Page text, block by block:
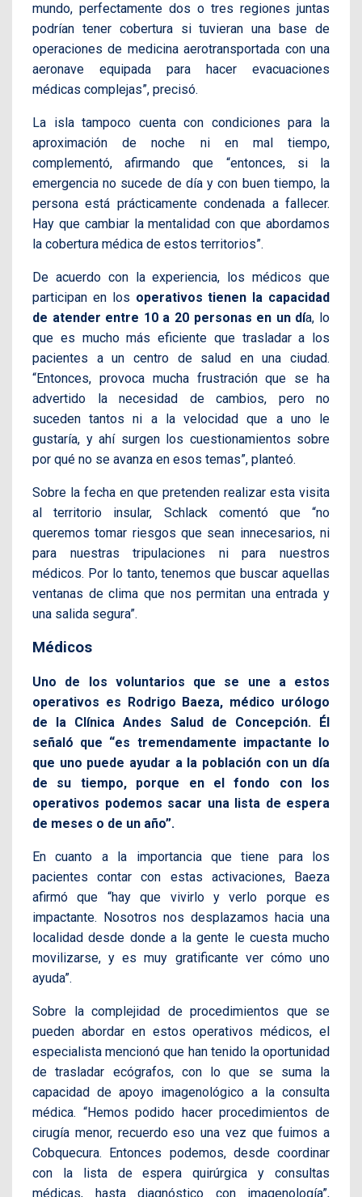
mundo, perfectamente dos o tres regiones juntas
podrían tener cobertura si tuvieran una base de
operaciones de medicina aerotransportada con una
aeronave equipada para hacer evacuaciones
médicas complejas”, precisó.
La isla tampoco cuenta con condiciones para la
aproximación de noche ni en mal tiempo,
complementó, afirmando que “entonces, si la
emergencia no sucede de día y con buen tiempo, la
persona está prácticamente condenada a fallecer.
Hay que cambiar la mentalidad con que abordamos
la cobertura médica de estos territorios”.
De acuerdo con la experiencia, los médicos que
participan en los operativos tienen la capacidad
de atender entre 10 a 20 personas en un día, lo
que es mucho más eficiente que trasladar a los
pacientes a un centro de salud en una ciudad.
“Entonces, provoca mucha frustración que se ha
advertido la necesidad de cambios, pero no
suceden tantos ni a la velocidad que a uno le
gustaría, y ahí surgen los cuestionamientos sobre
por qué no se avanza en esos temas”, planteó.
Sobre la fecha en que pretenden realizar esta visita
al territorio insular, Schlack comentó que “no
queremos tomar riesgos que sean innecesarios, ni
para nuestras tripulaciones ni para nuestros
médicos. Por lo tanto, tenemos que buscar aquellas
ventanas de clima que nos permitan una entrada y
una salida segura”.
Médicos
Uno de los voluntarios que se une a estos
operativos es Rodrigo Baeza, médico urólogo
de la Clínica Andes Salud de Concepción. Él
señaló que “es tremendamente impactante lo
que uno puede ayudar a la población con un día
de su tiempo, porque en el fondo con los
operativos podemos sacar una lista de espera
de meses o de un año”.
En cuanto a la importancia que tiene para los
pacientes contar con estas activaciones, Baeza
afirmó que “hay que vivirlo y verlo porque es
impactante. Nosotros nos desplazamos hacia una
localidad desde donde a la gente le cuesta mucho
movilizarse, y es muy gratificante ver cómo uno
ayuda”.
Sobre la complejidad de procedimientos que se
pueden abordar en estos operativos médicos, el
especialista mencionó que han tenido la oportunidad
de trasladar ecógrafos, con lo que se suma la
capacidad de apoyo imagenológico a la consulta
médica. “Hemos podido hacer procedimientos de
cirugía menor, recuerdo eso una vez que fuimos a
Cobquecura. Entonces podemos, desde coordinar
con la lista de espera quirúrgica y consultas
médicas, hasta diagnóstico con imagenología”,